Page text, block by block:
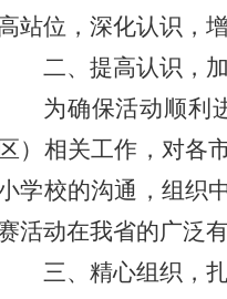
站位，深化认识，
二、提高认识，
为确保活动顺利
区）相关工作，对各
学校的沟通，组织
活动在我省的广泛有
三、精心组织，